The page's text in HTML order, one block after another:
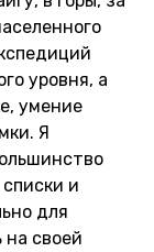
уровня, а
умение
Я
и
для
своей